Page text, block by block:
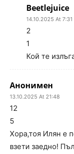
Beetlejuice
14.10.2025 At 7:31
2
1
Кой те
Анонимен
13.10.2025 At 21:48
12
5
Хора,тоя Илян е
взети заедно!